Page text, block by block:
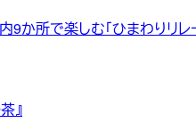
か所で楽しむ「ひまわりリレ
』